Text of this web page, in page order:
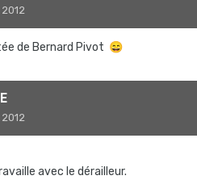
de Bernard Pivot 😄
avec le dérailleur.